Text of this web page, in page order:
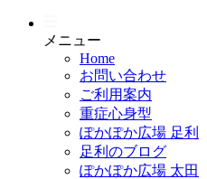
メニュー
Home
お問い合わせ
ご利用案内
重症心身型
ぽかぽか広場 足利
足利のブログ
ぽかぽか広場 太田